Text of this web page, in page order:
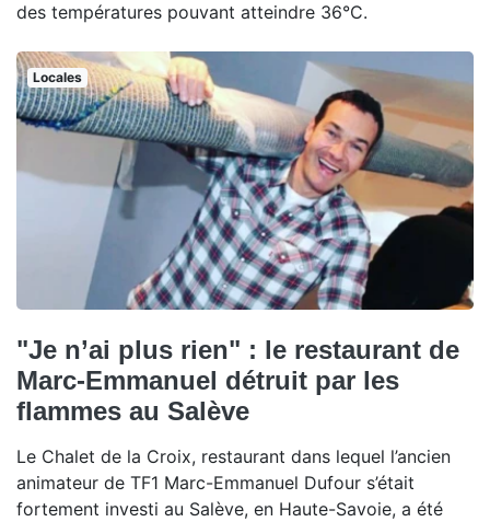
des températures pouvant atteindre 36°C.
Locales
"Je n’ai plus rien" : le restaurant de
Marc-Emmanuel détruit par les
flammes au Salève
Le Chalet de la Croix, restaurant dans lequel l’ancien
animateur de TF1 Marc-Emmanuel Dufour s’était
fortement investi au Salève, en Haute-Savoie, a été